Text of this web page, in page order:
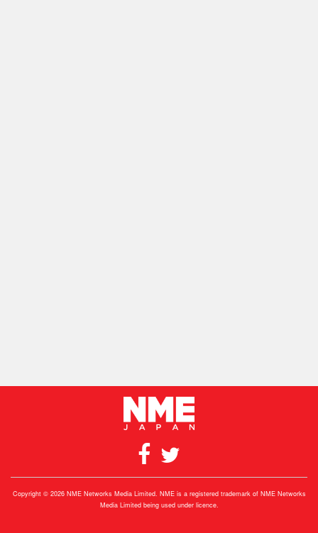
Copyright © 2026 NME Networks Media Limited. NME is a registered trademark of NME Networks
Media Limited being used under licence.